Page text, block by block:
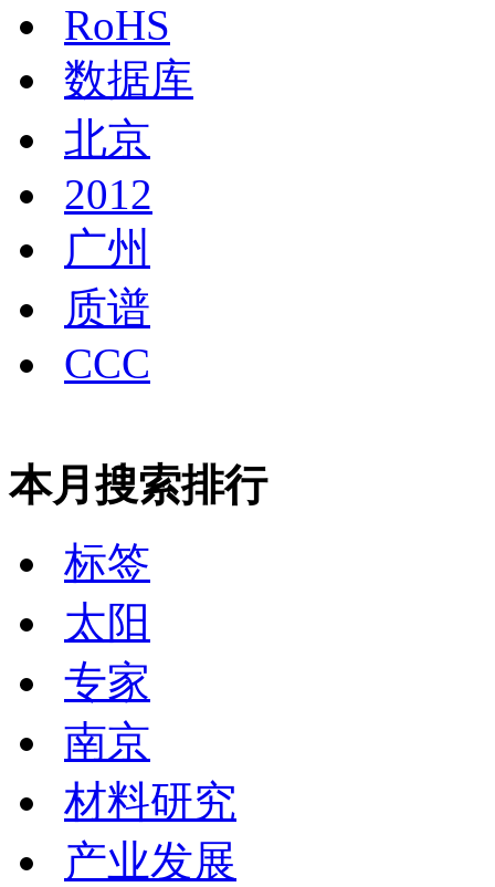
RoHS
数据库
北京
2012
广州
质谱
CCC
本月搜索排行
标签
太阳
专家
南京
材料研究
产业发展